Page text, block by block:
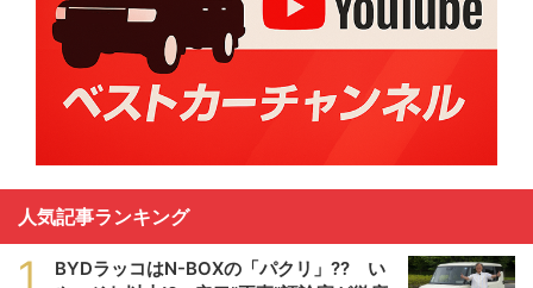
人気記事ランキング
1
BYDラッコはN-BOXの「パクリ」?? い